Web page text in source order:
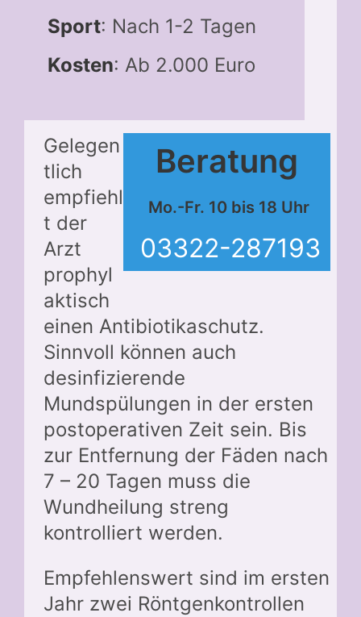
Sport: Nach 1-2 Tagen
Kosten: Ab 2.000 Euro
Beratung
Mo.-Fr. 10 bis 18 Uhr
03322-287193
Gelegen
tlich
empfiehl
t der
Arzt
prophyl
aktisch
einen Antibiotikaschutz.
Sinnvoll können auch
desinfizierende
Mundspülungen in der ersten
postoperativen Zeit sein. Bis
zur Entfernung der Fäden nach
7 – 20 Tagen muss die
Wundheilung streng
kontrolliert werden.
Empfehlenswert sind im ersten
Jahr zwei Röntgenkontrollen